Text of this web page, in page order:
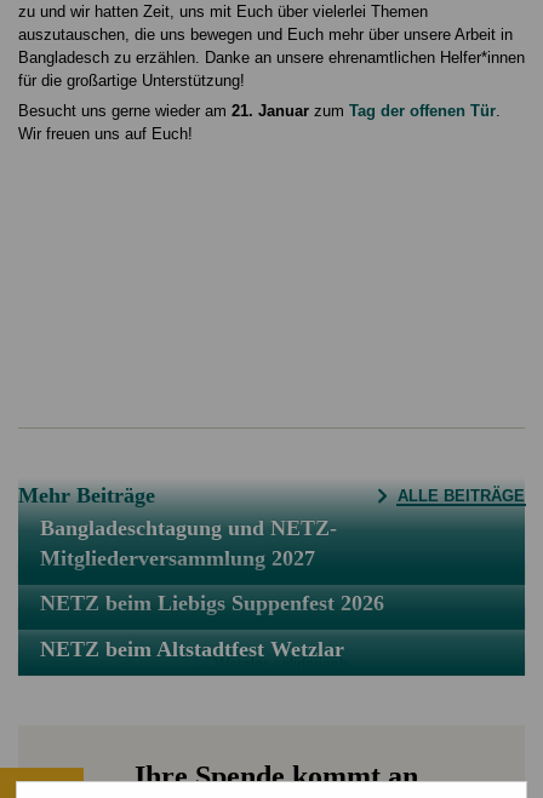
zu und wir hatten Zeit, uns mit Euch über vielerlei Themen
auszutauschen, die uns bewegen und Euch mehr über unsere Arbeit in
Bangladesch zu erzählen. Danke an unsere ehrenamtlichen Helfer*innen
für die großartige Unterstützung!
Besucht uns gerne wieder am 21. Januar zum Tag der offenen Tür.
Wir freuen uns auf Euch!
Mehr Beiträge ALLE BEITRÄGE
Bangladeschtagung und NETZ-
Mitgliederversammlung 2027
NETZ beim Liebigs Suppenfest 2026
NETZ beim Altstadtfest Wetzlar
Ihre Spende kommt an.